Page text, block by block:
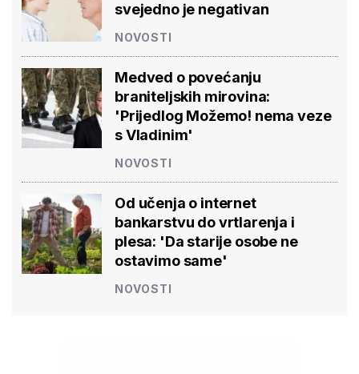
svejedno je negativan
NOVOSTI
Medved o povećanju
braniteljskih mirovina:
'Prijedlog Možemo! nema veze
s Vladinim'
NOVOSTI
Od učenja o internet
bankarstvu do vrtlarenja i
plesa: 'Da starije osobe ne
ostavimo same'
NOVOSTI